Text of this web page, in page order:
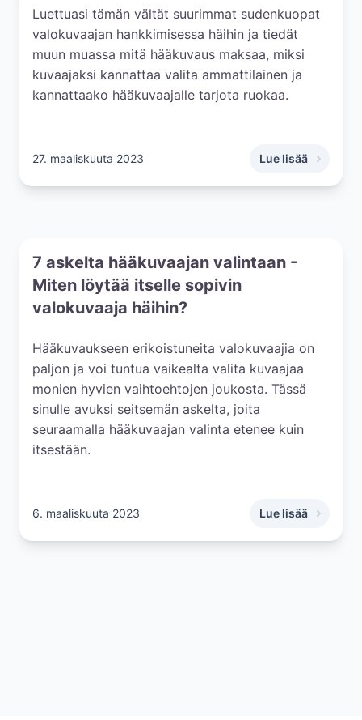
Luettuasi tämän vältät suurimmat sudenkuopat
valokuvaajan hankkimisessa häihin ja tiedät
muun muassa mitä hääkuvaus maksaa, miksi
kuvaajaksi kannattaa valita ammattilainen ja
kannattaako hääkuvaajalle tarjota ruokaa.
27. maaliskuuta 2023 Lue lisää
,Hääkuvaaja
7 askelta hääkuvaajan valintaan -
Miten löytää itselle sopivin
valokuvaaja häihin?
Hääkuvaukseen erikoistuneita valokuvaajia on
paljon ja voi tuntua vaikealta valita kuvaajaa
monien hyvien vaihtoehtojen joukosta. Tässä
sinulle avuksi seitsemän askelta, joita
seuraamalla hääkuvaajan valinta etenee kuin
itsestään.
6. maaliskuuta 2023 Lue lisää
,7 askelta